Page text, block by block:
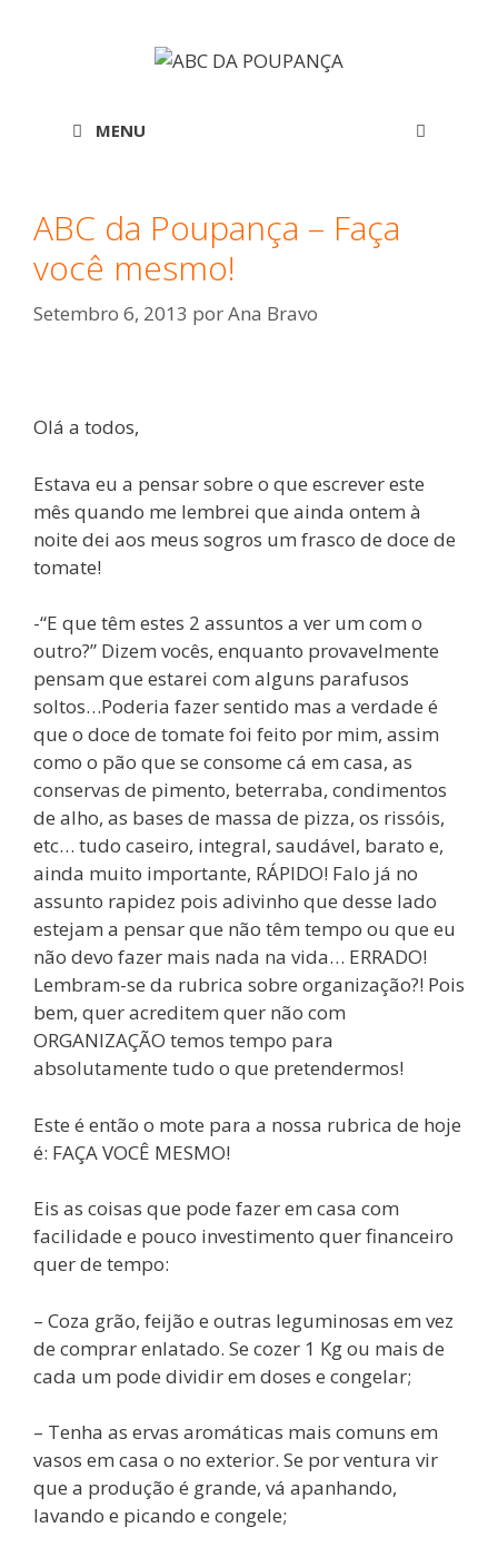
MENU
ABC da Poupança – Faça
você mesmo!
Setembro 6, 2013 porAna Bravo
Olá a todos,
Estava eu a pensar sobre o que escrever este
mês quando me lembrei que ainda ontem à
noite dei aos meus sogros um frasco de doce de
tomate!
-“E que têm estes 2 assuntos a ver um com o
outro?” Dizem vocês, enquanto provavelmente
pensam que estarei com alguns parafusos
soltos…Poderia fazer sentido mas a verdade é
que o doce de tomate foi feito por mim, assim
como o pão que se consome cá em casa, as
conservas de pimento, beterraba, condimentos
de alho, as bases de massa de pizza, os rissóis,
etc… tudo caseiro, integral, saudável, barato e,
ainda muito importante, RÁPIDO! Falo já no
assunto rapidez pois adivinho que desse lado
estejam a pensar que não têm tempo ou que eu
não devo fazer mais nada na vida… ERRADO!
Lembram-se da rubrica sobre organização?! Pois
bem, quer acreditem quer não com
ORGANIZAÇÃO temos tempo para
absolutamente tudo o que pretendermos!
Este é então o mote para a nossa rubrica de hoje
é: FAÇA VOCÊ MESMO!
Eis as coisas que pode fazer em casa com
facilidade e pouco investimento quer financeiro
quer de tempo:
– Coza grão, feijão e outras leguminosas em vez
de comprar enlatado. Se cozer 1 Kg ou mais de
cada um pode dividir em doses e congelar;
– Tenha as ervas aromáticas mais comuns em
vasos em casa o no exterior. Se por ventura vir
que a produção é grande, vá apanhando,
lavando e picando e congele;